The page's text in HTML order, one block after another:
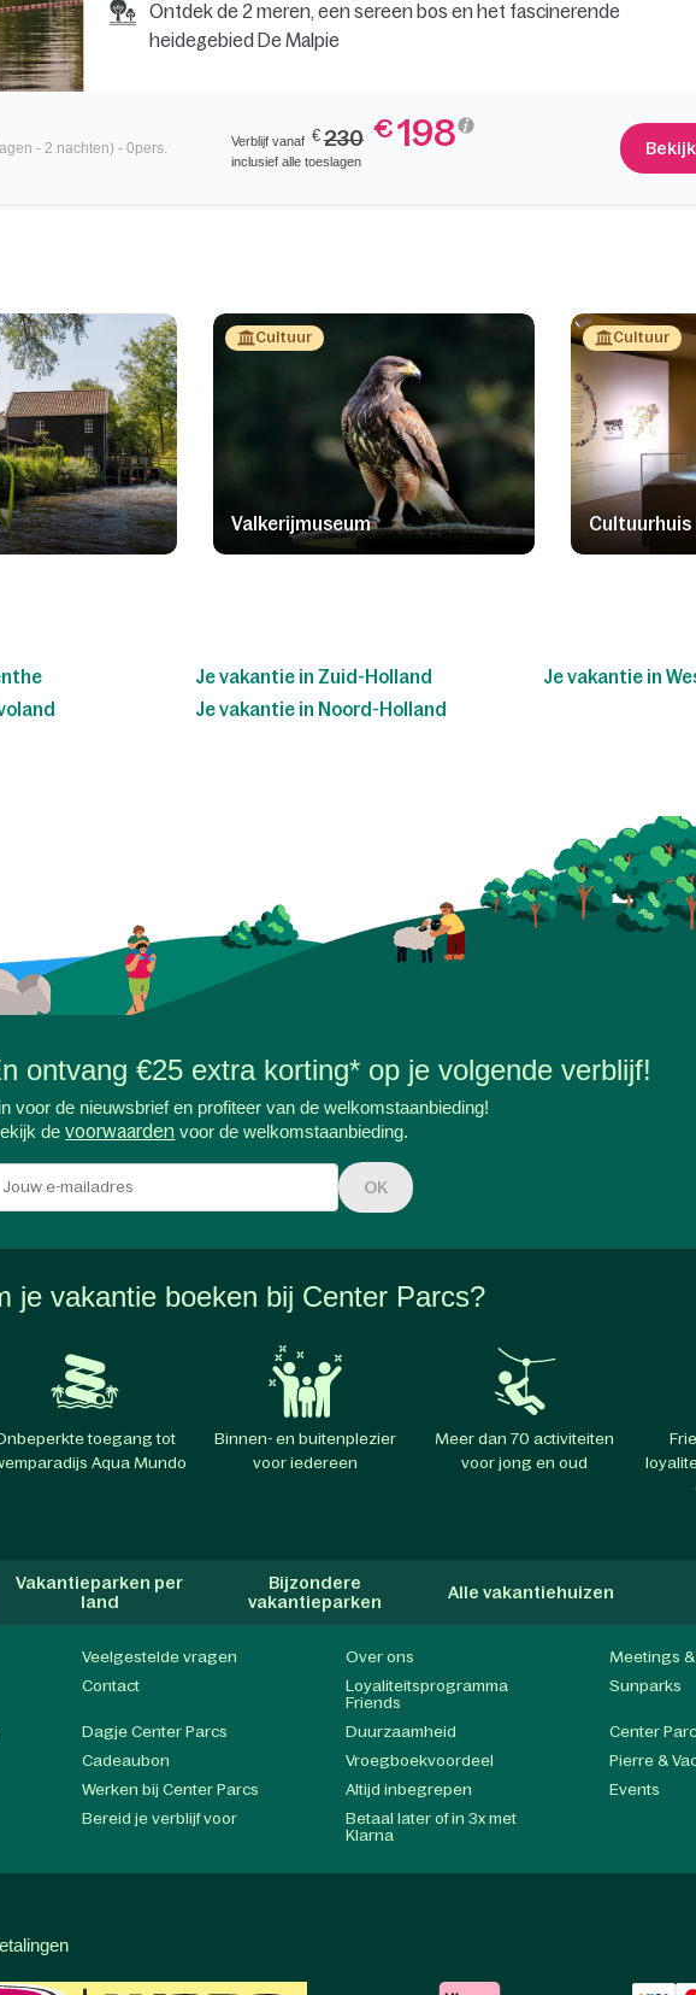
Ontdek de 2 meren, een sereen bos en het fascinerende
heidegebied De Malpie
- 2 nachten) - 0pers. Verblijf vanaf € 230 €198
inclusief alle toeslagen
Cultuur
Valkerijmuseum
Cultuur
Cultuurhuis
Je vakantie in Zuid-Holland
Je vakantie in Noord-Holland
Je vakantie in
ontvang €25 extra korting* op je volgende verblijf!
voor de nieuwsbrief en profiteer van de welkomstaanbieding!
devoorwaarden voor de welkomstaanbieding.
OK
je vakantie boeken bij Center Parcs?
toegang tot
Aqua Mundo
Binnen- en buitenplezier
voor iedereen
Meer dan 70 activiteiten
voor jong en oud
Vakantieparken per
land
Bijzondere
vakantieparken
Alle vakantiehuizen
Veelgestelde vragen Over ons
Meetings
Contact
Loyaliteitsprogramma
Friends
Sunparks
Dagje Center Parcs Duurzaamheid
Center
Cadeaubon Vroegboekvoordeel
Pierre &
Werken bij Center Parcs Altijd inbegrepen
Events
Bereid je verblijf voor
Betaal later of in 3x met
Klarna